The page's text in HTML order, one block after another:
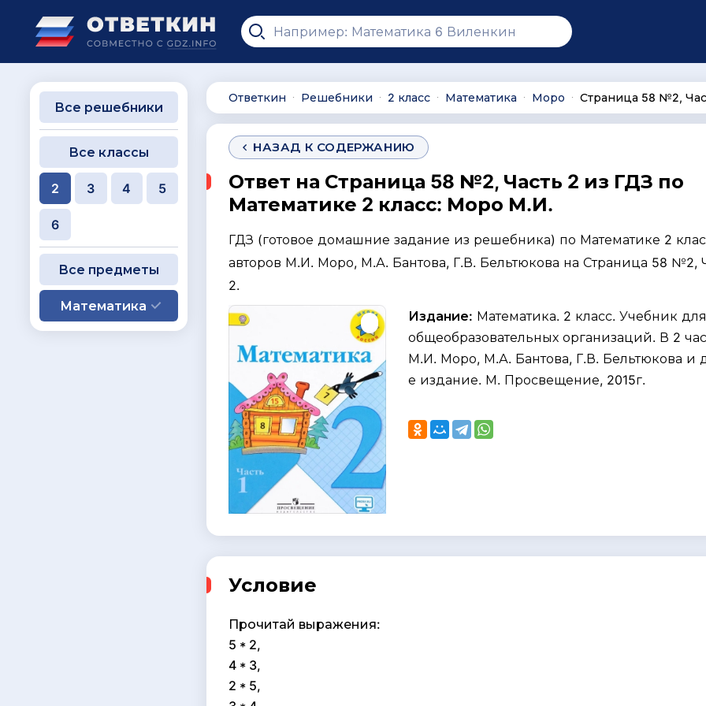
Ответкин ∙ Решебники ∙ 2 класс ∙ Математика ∙ Моро ∙ Страница 58 №2,
НАЗАД К СОДЕРЖАНИЮ
Ответ на Страница 58 №2, Часть 2 из ГДЗ по
Математике 2 класс: Моро М.И.
ГДЗ (готовое домашние задание из решебника) по Математике 2
авторов М.И. Моро, М.А. Бантова, Г.В. Бельтюкова на Страница 58 №2,
2.
Издание: Математика. 2 класс. Учебник для
общеобразовательных организаций. В 2
М.И. Моро, М.А. Бантова, Г.В. Бельтюкова и
е издание. М. Просвещение, 2015г.
Условие
Прочитай выражения:
5 * 2,
4 * 3,
2 * 5,
Все решебники
Все классы
2 3 4 5
6
Все предметы
Математика